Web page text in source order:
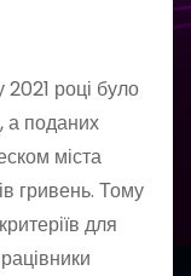
2021 році було
а поданих
міста
гривень. Тому
для